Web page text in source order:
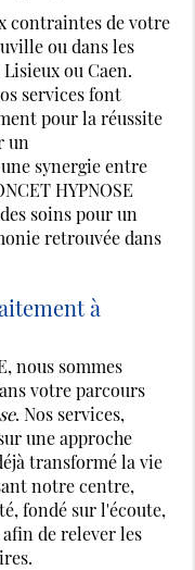
contraintes de votre
ou dans les
ou Caen.
services font
pour la réussite
un
synergie entre
HYPNOSE
soins pour un
retrouvée dans
à
nous sommes
votre parcours
. Nos services,
une approche
transformé la vie
notre centre,
fondé sur l'écoute,
de relever les